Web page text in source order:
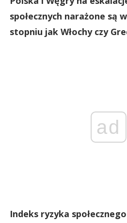
społecznych narażone są
stopniu jak Włochy czy
ad
Indeks ryzyka